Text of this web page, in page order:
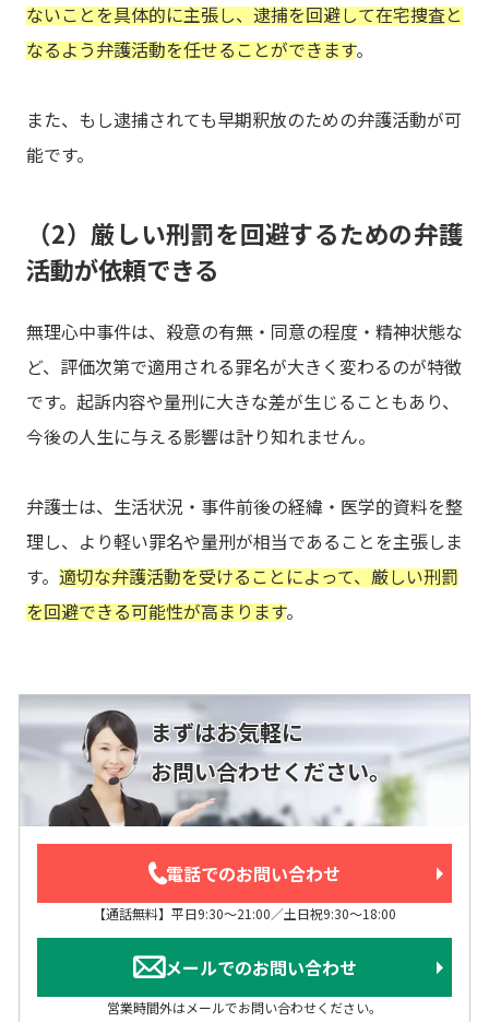
ないことを具体的に主張し、逮捕を回避して在宅捜査と
なるよう弁護活動を任せることができます。
また、もし逮捕されても早期釈放のための弁護活動が可
能です。
（2）厳しい刑罰を回避するための弁護
活動が依頼できる
無理心中事件は、殺意の有無・同意の程度・精神状態な
ど、評価次第で適用される罪名が大きく変わるのが特徴
です。起訴内容や量刑に大きな差が生じることもあり、
今後の人生に与える影響は計り知れません。
弁護士は、生活状況・事件前後の経緯・医学的資料を整
理し、より軽い罪名や量刑が相当であることを主張しま
す。 適切な弁護活動を受けることによって、厳しい刑罰
を回避できる可能性が高まります。
まずはお気軽に
お問い合わせください。
電話でのお問い合わせ
【通話無料】平日9:30～21:00／土日祝9:30～18:00
メールでのお問い合わせ
営業時間外はメールでお問い合わせください。